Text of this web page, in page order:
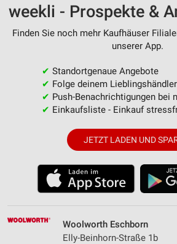
weekli - Prospekte &
Finden Sie noch mehr Kaufhäuser
unserer App.
✔ Standortgenaue Angebote
✔ Folge deinem Lieblingshändler
✔ Push-Benachrichtigungen bei
✔ Einkaufsliste - Einkauf
JETZT LADEN UND
Woolworth Eschborn
Elly-Beinhorn-Straße 1b